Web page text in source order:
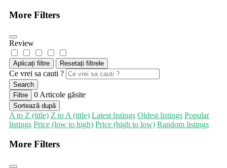
More Filters
Review
Aplicați filtre Resetați filtrele
Ce vrei sa cauti ?
Search
Filtre
0 Articole găsite
Sortează după
A to Z (title) Z to A (title) Latest listings Oldest listings Popular
listings Price (low to high) Price (high to low) Random listings
More Filters